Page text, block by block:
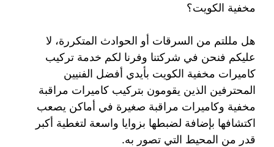
مخفية الكويت؟
هل مللتم من السرقات أو الحوادث المتكررة، لا
عليكم فنحن في شركتنا وفرنا لكم خدمة تركيب
كاميرات مخفية الكويت بأيدي أفضل الفنيين
المحترفين الذين يقومون بتركيب كاميرات مراقبة
مخفية وكاميرات مراقبة صغيرة في أماكن يصعب
اكتشافها بإضافة لضبطها بزوايا واسعة لتغطية أكبر
قدر من المحيط التي تصور به.